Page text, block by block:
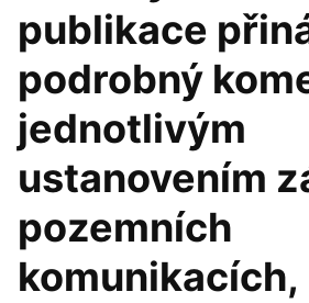
publikace
podrobný
jednotlivým
ustanovením
pozemních
komunikacích,